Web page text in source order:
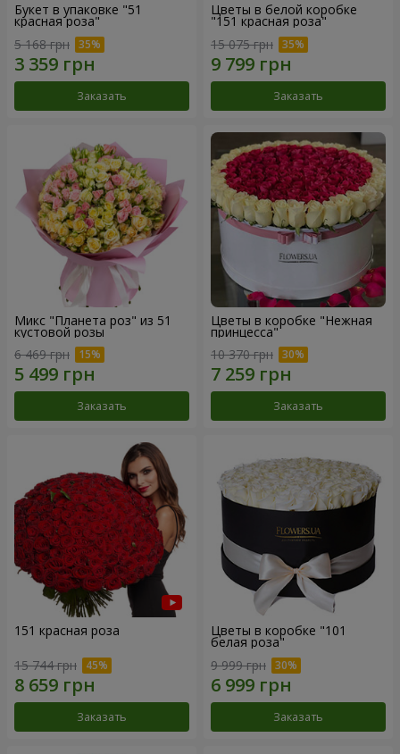
Букет в упаковке "51
красная роза"
5 168 грн
Заказать
Цветы в белой коробке
"151 красная роза"
15 075 грн
Заказать
Микс "Планета роз" из 51
кустовой розы
6 469 грн
Заказать
Цветы в коробке "Нежная
принцесса"
10 370 грн
Заказать
151 красная роза
15 744 грн
Заказать
Цветы в коробке "101
белая роза"
9 999 грн
Заказать